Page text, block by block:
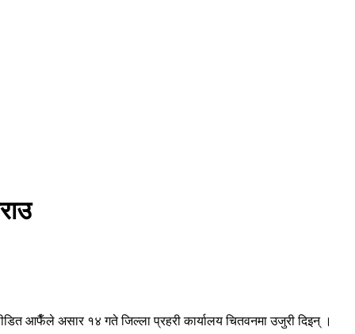
आफैँले असार १४ गते जिल्ला प्रहरी कार्यालय चितवनमा उजुरी दिइन् ।